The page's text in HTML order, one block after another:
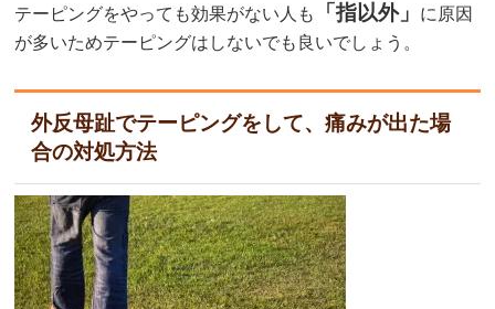
テーピングをやっても効果がない人も 「指以外」
に原因
が多いためテーピングはしないでも良いでしょう。
外反母趾でテーピングをして、痛みが出た場
合の対処方法